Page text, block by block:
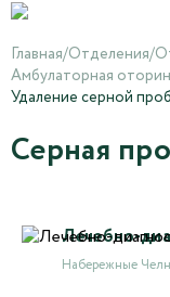
Главная/Отделения/
Амбулаторная
Удаление серной
Серная
Лечебно-
Набережные